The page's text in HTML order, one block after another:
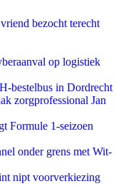
bezocht terecht
op logistiek
bestelbus in Dordrecht
zorgprofessional Jan
Formule 1-seizoen
onder grens met Wit-
nipt voorverkiezing